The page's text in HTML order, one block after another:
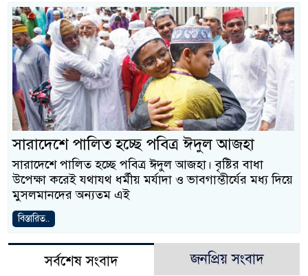
সারাদেশে পালিত হচ্ছে পবিত্র ঈদুল আজহা
সারাদেশে পালিত হচ্ছে পবিত্র ঈদুল আজহা। বৃষ্টির বাধা
উপেক্ষা করেই যথাযথ ধর্মীয় মর্যাদা ও ভাবগাম্ভীর্যের মধ্য দিয়ে
মুসলমানদের অন্যতম এই
বিস্তারিত..
সর্বশেষ সংবাদ জনপ্রিয় সংবাদ